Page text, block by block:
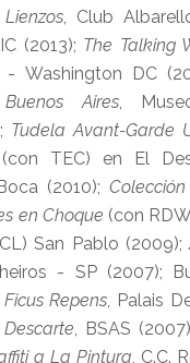
, Club
(2013); The Talking
- Washington DC
Aires,
Tudela Avant-Garde
(con TEC) en El
(2010);
en Choque (con
San Pablo (2009);
- SP (2007);
Ficus Repens, Palais
, BSAS
a La Pintura, C.C.